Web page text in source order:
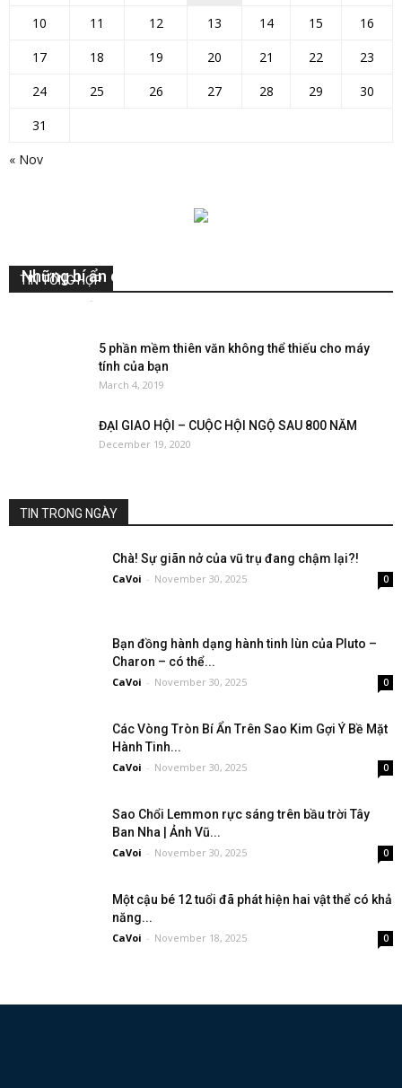
« Nov
10
11 12 13 14 15
16
17
18 19 20 21 22
23
24
25 26 27 28 29
30
31
TIN TỔNG HỢP
Những bí ẩn của mặt trời
-
5 phần mềm thiên văn không thể thiếu cho máy
tính của bạn
March 4, 2019
ĐẠI GIAO HỘI – CUỘC HỘI NGỘ SAU 800 NĂM
December 19, 2020
TIN TRONG NGÀY
Chà! Sự giãn nở của vũ trụ đang chậm lại?!
CaVoi - November 30, 2025 0
Bạn đồng hành dạng hành tinh lùn của Pluto –
Charon – có thể...
CaVoi - November 30, 2025 0
Các Vòng Tròn Bí Ẩn Trên Sao Kim Gợi Ý Bề Mặt
Hành Tinh...
CaVoi - November 30, 2025 0
Sao Chổi Lemmon rực sáng trên bầu trời Tây
Ban Nha | Ảnh Vũ...
CaVoi - November 30, 2025 0
Một cậu bé 12 tuổi đã phát hiện hai vật thể có khả
năng...
CaVoi - November 18, 2025 0